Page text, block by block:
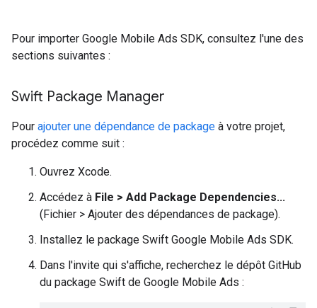
Pour importer Google Mobile Ads SDK, consultez l'une des
sections suivantes :
Swift Package Manager
Pour ajouter une dépendance de package à votre projet,
procédez comme suit :
Ouvrez Xcode.
Accédez à File > Add Package Dependencies...
(Fichier > Ajouter des dépendances de package).
Installez le package Swift Google Mobile Ads SDK.
Dans l'invite qui s'affiche, recherchez le dépôt GitHub
du package Swift de Google Mobile Ads :